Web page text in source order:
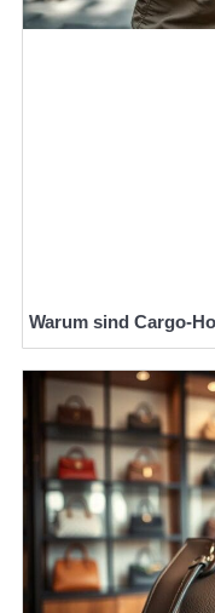
Warum sind Cargo-